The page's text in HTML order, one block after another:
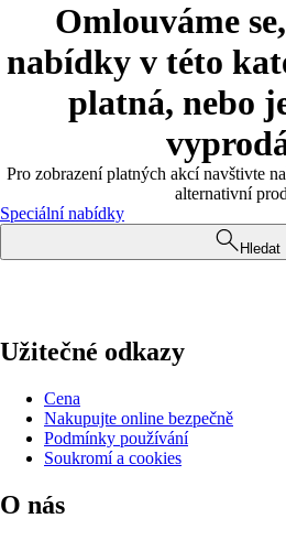
Omlouváme
nabídky v této
platná, nebo
Pro zobrazení platných akcí navštivte
alternativní
Speciální nabídky
Hledat
Užitečné odkazy
Cena
Nakupujte online bezpečně
Podmínky používání
Soukromí a cookies
O nás